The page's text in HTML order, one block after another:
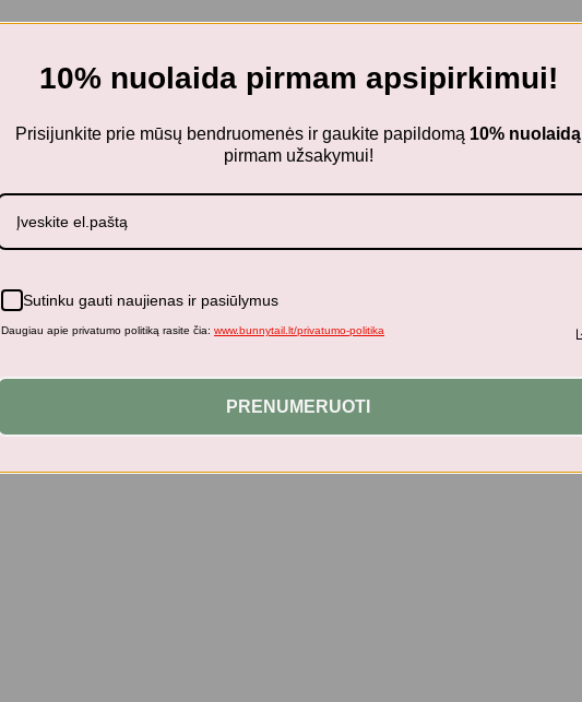
10% nuolaida pirmam apsipirkimui!
Prisijunkite prie mūsų bendruomenės ir gaukite papildomą 10% nuolaidą
pirmam užsakymui!
Sutinku gauti naujienas ir pasiūlymus
Daugiau apie privatumo politiką rasite čia: www.bunnytail.lt/privatumo-politika
PRENUMERUOTI